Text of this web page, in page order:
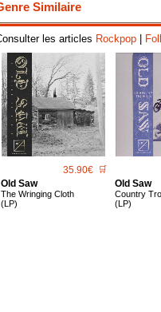
Similaire
les articles Rockpop
35.90€ 🛒
Old Saw
The Wringing Cloth
(LP)
Old Saw
Country
(LP)